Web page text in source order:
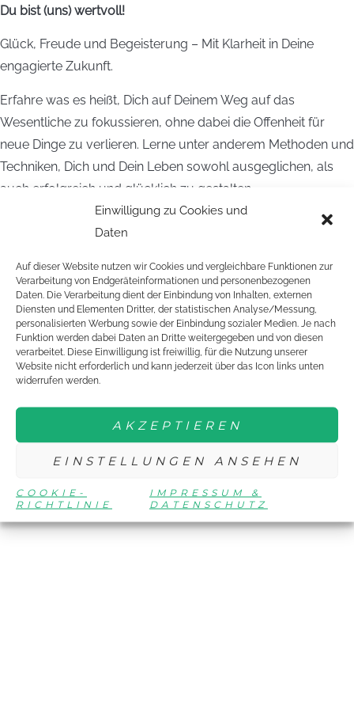
Einwilligung zu Cookies und
Daten
Auf dieser Website nutzen wir Cookies und vergleichbare Funktionen zur
Verarbeitung von Endgeräteinformationen und personenbezogenen
Daten. Die Verarbeitung dient der Einbindung von Inhalten, externen
Diensten und Elementen Dritter, der statistischen Analyse/Messung,
personalisierten Werbung sowie der Einbindung sozialer Medien. Je nach
Funktion werden dabei Daten an Dritte weitergegeben und von diesen
verarbeitet. Diese Einwilligung ist freiwillig, für die Nutzung unserer
Website nicht erforderlich und kann jederzeit über das Icon links unten
widerrufen werden.
AKZEPTIEREN
EINSTELLUNGEN ANSEHEN
COOKIE-
RICHTLINIE
IMPRESSUM &
DATENSCHUTZ
Du bist (uns) wertvoll!
Glück, Freude und Begeisterung – Mit Klarheit in Deine
engagierte Zukunft.
Erfahre was es heißt, Dich auf Deinem Weg auf das
Wesentliche zu fokussieren, ohne dabei die Offenheit für
neue Dinge zu verlieren. Lerne unter anderem Methoden und
Techniken, Dich und Dein Leben sowohl ausgeglichen, als
auch erfolgreich und glücklich zu gestalten.